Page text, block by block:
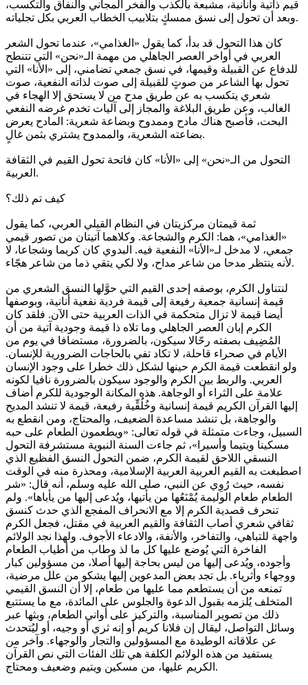
قيم ذاتية وأنانية، مشبعة بالكذب والفخر المجاني والنفاق والتكسب،
وبعد أن تحول إلى نسق ممسكٍ بتلابيب الخطاب العربي بكل تجلياته.
كان هذا التحول قد بدأ، كما يقول «الغذامي»، عندما تحول الشعر
العربي في أواخر العصر الجاهلي من مهمة الـ«نحن» التي تتنطح
للدفاع عن القبيلة وقيمها، في نسق جمعي تضامني، إلى «الأنا» التي
تحول بها الشاعر من صوتٍ للقبيلة إلى صوت لذاته النفعية، صوت
شعري يتكسب به عن طريق مدح من لا يستحق إلا الهجاء في
الغالب، وعن طريق البلاغة والمجاز إلى آليات تخدم غرضه النفعي
البحت، فأصبح هناك مادح وممدوح وبضاعة شعرية: المادح يعرض
بضاعته الشعرية، والممدوح يشتري بثمن غالٍ.
التحول من الـ«نحن» إلى «الأنا» كان فاتحة تحول القيم في الثقافة
العربية.
كيف تم ذلك؟
ثمة قيمتان مركزيتان في النظام القبلي العربي، كما يقول
«الغذامي»، هما: الكرم والشجاعة. وكلاهما آتيتان من تصور قيمي
جمعي، لا مدخل لـ«الأنا» النفعية فيه. البدوي كان كريما وشجاعا، لا
لأنه ينتظر مدحا من شاعر مداح، ولا لكي يتقي ذما من شاعر هجّاء.
لنتناول الكرم، بوصفه إحدى القيم التي حوَّلها النسق الشعري من
قيمة إنسانية جمعية رفيعة إلى قيمة فردية نفعية أنانية، وبوصفها
أيضا قيمة لا تزال متحكمة في الذات العربية حتى الآن. فلقد كان
الكرم إبان العصر الجاهلي وما تلاه ذا قيمة وجودية آتية من أن
المُضِيف بصفته رحّالا سيكون، بالضرورة، مستضافا في يوم من
الأيام في صحراء قاحلة، لا تكاد تفي بالحاجات الضرورية للإنسان.
ولو انقطعت قيمة الكرم حينها لشكل ذلك خطرا على وجود الإنسان
العربي. والربط بين الكرم والوجود سيكون بالضرورة نافيا لكونه
علامة على الثراء أو الوجاهة. هذه المكانة الوجودية للكرم أضاف
إليها القرآن الكريم قيمة إنسانية وخُلُقِّية رفيعة، قيمة لا تنشد المديح
والوجاهة، بل تنشد مساعدة الضعيف، والمحتاج، ومن انقطع به
السبيل، وجاءت متمثلة في قوله تعالى: «ويطعمون الطعام على حبه
مسكينا ويتيما وأسيرا»، ثم جاءت السنة النبوية مستشرفة التحول
النسقي اللاحق لقيمة الكرم، ضمن التحول النسق الفظيع الذي
اصطبغت به القيم العربية العربية الإسلامية، ومحذرة منه في الوقت
نفسه، حيث رُوِي عن النبي، صلى الله عليه وسلم، أنه قال: «شر
الطعام طعام الوليمة يُمْنَعُها من يأتيها، ويُدعى إليها من يأباها». ولم
تنحرف قصدية الكرم إلا مع الانحراف المفجع الذي حدث كنسق
ثقافي شعري أصاب الثقافة والقيم العربية في مقتل، فجعل الكرم
واجهة للتباهي، والتفاخر، والأنفة، والادعاء الأجوف. ولهذا نجد الولائم
الفاخرة التي يُوضع عليها كل ما لذ وطاب من أطياب الطعام
وأجوده، ويُدعى إليها من ليس بحاجة إليها أصلا، من مسؤولين كبار
ووجهاء وأثرياء. بل تجد بعض المدعوين إليها يشكو من علل مرضية،
تمنعه من أن يستطعم مما عليها من طعام، إلا أن النسق القيمي
المتخلف يُلزمه بقبول الدعوة والجلوس على المائدة، مع ما يستتبع
ذلك من تصوير المناسبة، والتركيز على أواني الطعام، وبثها عبر
وسائل التواصل، ليقال إن فلانا كريم أو إنه ثري أو وجيه، أو ليُتحدث
عن علاقاته الوطيدة مع المسؤولين والتجار والوجهاء. وآخر من
يستفيد من هذه الولائم الكلفة هي تلك الفئات التي نص القرآن
الكريم عليها، من مسكين ويتيم وضعيف ومحتاج.